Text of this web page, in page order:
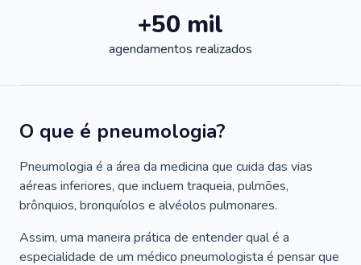
+50 mil
agendamentos realizados
O que é pneumologia?
Pneumologia é a área da medicina que cuida das vias
aéreas inferiores, que incluem traqueia, pulmões,
brônquios, bronquíolos e alvéolos pulmonares.
Assim, uma maneira prática de entender qual é a
especialidade de um médico pneumologista é pensar que